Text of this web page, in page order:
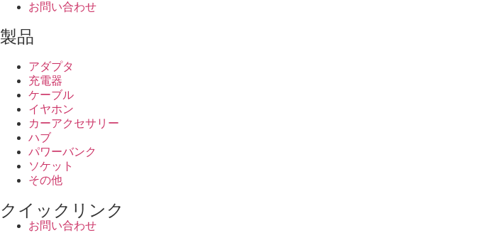
お問い合わせ
製品
アダプタ
充電器
ケーブル
イヤホン
カーアクセサリー
ハブ
パワーバンク
ソケット
その他
クイックリンク
お問い合わせ